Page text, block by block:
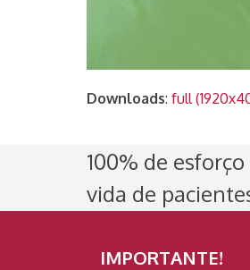
Downloads: full
100% de
vida de
IMPORTANTE!